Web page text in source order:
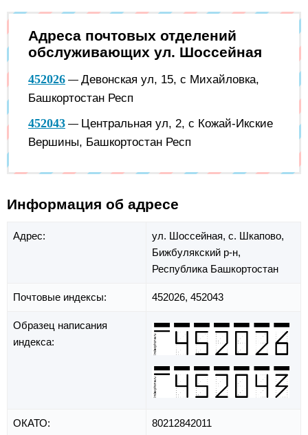
Адреса почтовых отделений
обслуживающих ул. Шоссейная
452026 — Девонская ул, 15, с Михайловка,
Башкортостан Респ
452043 — Центральная ул, 2, с Кожай-Икские
Вершины, Башкортостан Респ
Информация об адресе
Адрес: ул. Шоссейная, с. Шкапово,
Бижбулякский р-н,
Республика Башкортостан
Почтовые индексы: 452026, 452043
Образец написания
индекса:
ОКАТО: 80212842011